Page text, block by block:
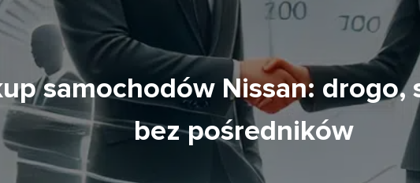
samochodów Nissan: drogo,
bez pośredników